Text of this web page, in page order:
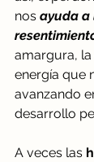
nos ayuda a
amargura,
energía que
avanzando
desarrollo
A veces las